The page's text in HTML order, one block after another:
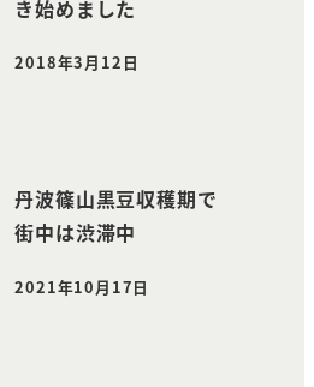
き始めました
投稿日
2018年3月12日
丹波篠山黒豆収穫期で
街中は渋滞中
投稿日
2021年10月17日